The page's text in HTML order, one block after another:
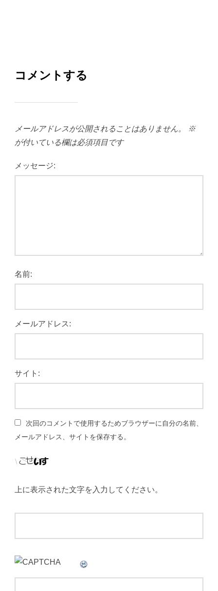
コメントする
メールアドレスが公開されることはありません。
※
が付いている欄は必須項目です
メッセージ:
名前:
メールアドレス:
サイト:
次回のコメントで使用するためブラウザーに自分の名前、
メールアドレス、サイトを保存する。
上に表示された文字を入力してください。